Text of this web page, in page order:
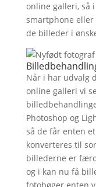
online galleri, så
smartphone eller
de billeder i
Når i har udvalg
online galleri vi
Photoshop og
så de får enten
konverteres til
billederne er
og i kan nu få